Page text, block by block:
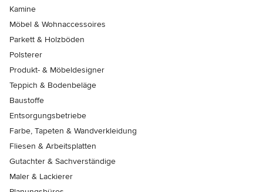
Kamine
Möbel & Wohnaccessoires
Parkett & Holzböden
Polsterer
Produkt- & Möbeldesigner
Teppich & Bodenbeläge
Baustoffe
Entsorgungsbetriebe
Farbe, Tapeten & Wandverkleidung
Fliesen & Arbeitsplatten
Gutachter & Sachverständige
Maler & Lackierer